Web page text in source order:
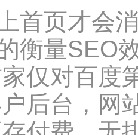
首页才会
衡量SEO
仅对百度
后台，网